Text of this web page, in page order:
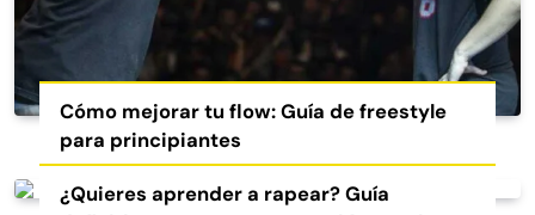
Cómo mejorar tu flow: Guía de freestyle
para principiantes
¿Quieres aprender a rapear? Guía